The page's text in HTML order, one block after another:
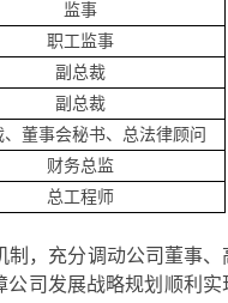
监事
职工监事
副总裁
副总裁
、董事会秘书、总法律顾问
财务总监
总工程师
， 充分调动公司 董事、
公司发展战略规划顺利实